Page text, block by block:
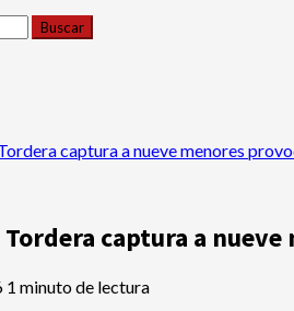
captura a nueve menores
Tordera captura a
1 minuto de lectura